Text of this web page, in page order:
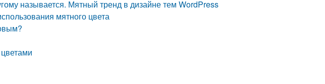
называется. Мятный тренд в дизайне тем WordPress
мятного цвета